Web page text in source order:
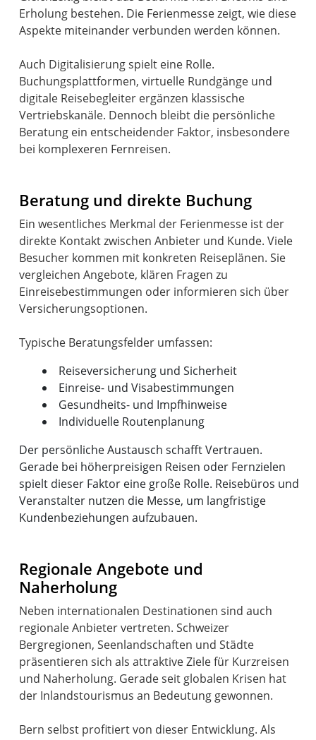
Erholung bestehen. Die Ferienmesse zeigt, wie diese
Aspekte miteinander verbunden werden können.
Auch Digitalisierung spielt eine Rolle.
Buchungsplattformen, virtuelle Rundgänge und
digitale Reisebegleiter ergänzen klassische
Vertriebskanäle. Dennoch bleibt die persönliche
Beratung ein entscheidender Faktor, insbesondere
bei komplexeren Fernreisen.
Beratung und direkte Buchung
Ein wesentliches Merkmal der Ferienmesse ist der
direkte Kontakt zwischen Anbieter und Kunde. Viele
Besucher kommen mit konkreten Reiseplänen. Sie
vergleichen Angebote, klären Fragen zu
Einreisebestimmungen oder informieren sich über
Versicherungsoptionen.
Reiseversicherung und Sicherheit
Einreise- und Visabestimmungen
Gesundheits- und Impfhinweise
Individuelle Routenplanung
Der persönliche Austausch schafft Vertrauen.
Gerade bei höherpreisigen Reisen oder Fernzielen
spielt dieser Faktor eine große Rolle. Reisebüros und
Veranstalter nutzen die Messe, um langfristige
Kundenbeziehungen aufzubauen.
Regionale Angebote und
Naherholung
Neben internationalen Destinationen sind auch
regionale Anbieter vertreten. Schweizer
Bergregionen, Seenlandschaften und Städte
präsentieren sich als attraktive Ziele für Kurzreisen
und Naherholung. Gerade seit globalen Krisen hat
der Inlandstourismus an Bedeutung gewonnen.
Bern selbst profitiert von dieser Entwicklung. Als